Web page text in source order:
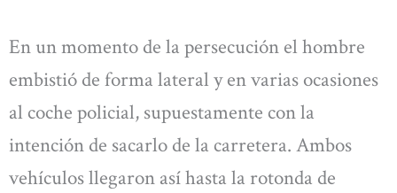
En un momento de la persecución el hombre
embistió de forma lateral y en varias ocasiones
al coche policial, supuestamente con la
intención de sacarlo de la carretera. Ambos
vehículos llegaron así hasta la rotonda de